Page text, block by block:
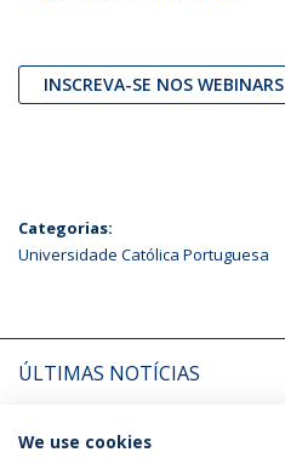
INSCREVA-SE NOS WEBINARS
Categorias:
Universidade Católica Portuguesa
ÚLTIMAS NOTÍCIAS
PRÓXIMOS EVENTOS
We use cookies